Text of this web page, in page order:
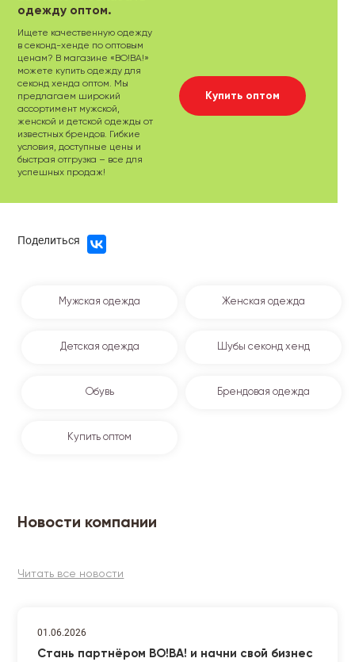
одежду оптом.
Ищете качественную одежду
в секонд-хенде по оптовым
ценам? В магазине «ВО!ВА!»
можете купить одежду для
секонд хенда оптом. Мы
предлагаем широкий
ассортимент мужской,
женской и детской одежды от
известных брендов. Гибкие
условия, доступные цены и
быстрая отгрузка – все для
успешных продаж!
Купить оптом
Поделиться
Мужская одежда Женская одежда
Детская одежда Шубы секонд хенд
Обувь Брендовая одежда
Купить оптом
Новости компании
Читать все новости
01.06.2026
Стань партнёром ВО!ВА! и начни свой бизнес